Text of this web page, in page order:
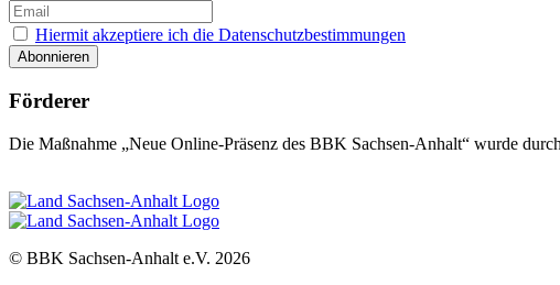
Hiermit akzeptiere ich die Datenschutzbestimmungen
Förderer
Die Maßnahme „Neue Online-Präsenz des BBK Sachsen-Anhalt“ wurde
© BBK Sachsen-Anhalt e.V. 2026